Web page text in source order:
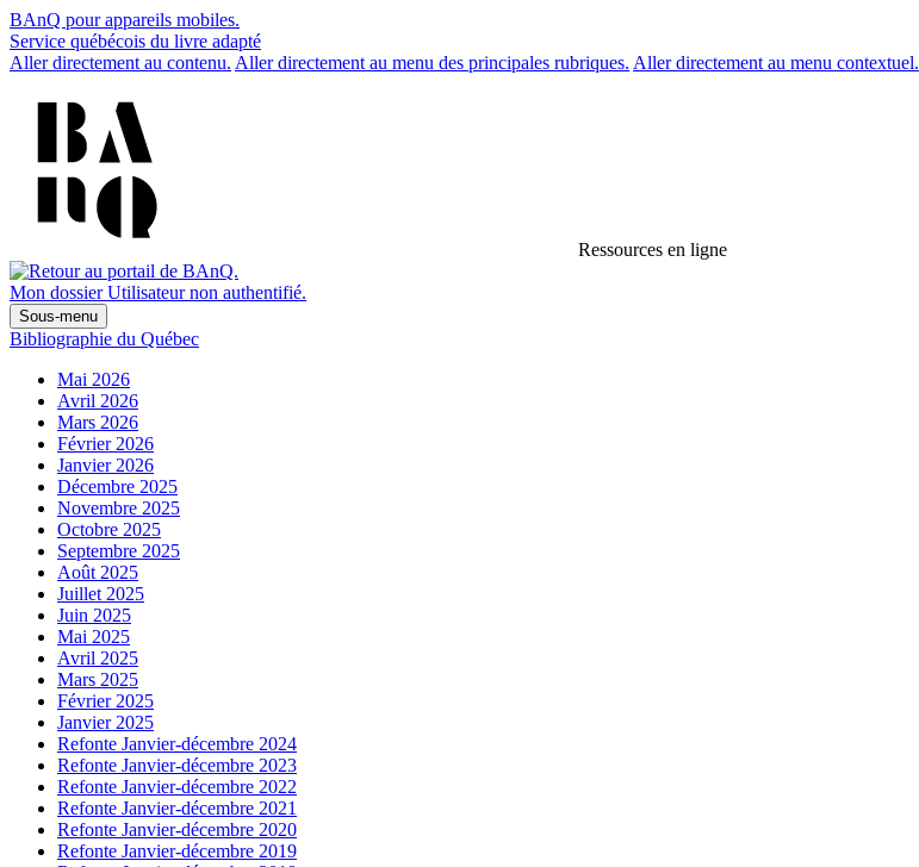
BAnQ pour appareils mobiles.
Service québécois du livre adapté
Aller directement au contenu. Aller directement au menu des principales rubriques. Aller directement au menu contextuel.
Ressources en ligne
Mon dossier Utilisateur non authentifié.
Sous-menu
Bibliographie du Québec
Mai 2026
Avril 2026
Mars 2026
Février 2026
Janvier 2026
Décembre 2025
Novembre 2025
Octobre 2025
Septembre 2025
Août 2025
Juillet 2025
Juin 2025
Mai 2025
Avril 2025
Mars 2025
Février 2025
Janvier 2025
Refonte Janvier-décembre 2024
Refonte Janvier-décembre 2023
Refonte Janvier-décembre 2022
Refonte Janvier-décembre 2021
Refonte Janvier-décembre 2020
Refonte Janvier-décembre 2019